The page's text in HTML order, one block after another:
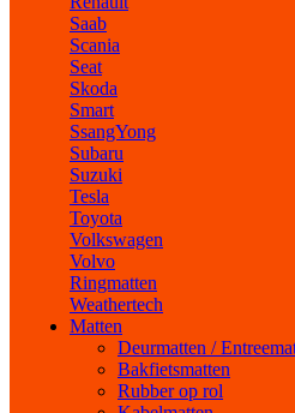
Saab
Scania
Seat
Skoda
Smart
SsangYong
Subaru
Suzuki
Tesla
Toyota
Volkswagen
Volvo
Ringmatten
Weathertech
Matten
Deurmatten /
Bakfietsmatten
Rubber op rol